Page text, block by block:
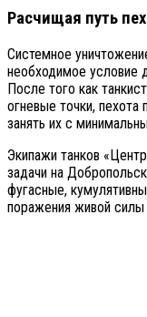
Расчищая путь
Системное
необходимое условие
После того как
огневые точки,
занять их с
Экипажи танков
задачи на
фугасные,
поражения живой силы